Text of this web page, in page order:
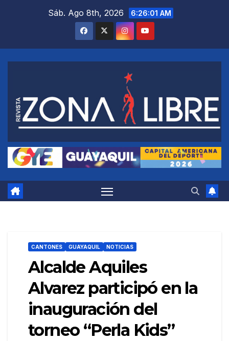
Sáb. Ago 8th, 2026 6:26:02 AM
CANTONES GUAYAQUIL NOTICIAS
Alcalde Aquiles
Alvarez participó en la
inauguración del
torneo “Perla Kids”